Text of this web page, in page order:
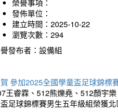
榮譽事項：
發佈單位：
建立時間：2025-10-22
瀏覽次數：294
發布者：設備組
參加2025全國學童盃足球錦標
王睿霖、512熊爍堯、512顏宇
足球錦標賽男生五年級組榮獲